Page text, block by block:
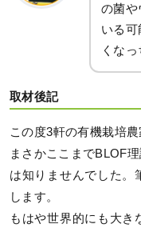
の菌や
いる
くなっ
取材後記
この度3軒の有機栽培
まさかここまでBLOF
は知りませんでした。
します。
もはや世界的にも大き